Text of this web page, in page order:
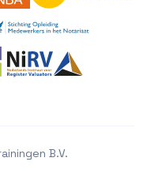
B.V.